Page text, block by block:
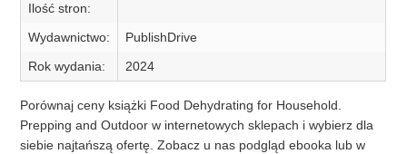
Ilość stron:
Wydawnictwo:
PublishDrive
Rok wydania:
2024
Porównaj ceny książki Food Dehydrating for Household.
Prepping and Outdoor w internetowych sklepach i wybierz dla
siebie najtańszą ofertę. Zobacz u nas podgląd ebooka lub w